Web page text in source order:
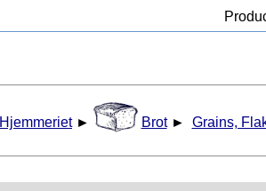
Hjemmeriet ► Brot ► Grains,